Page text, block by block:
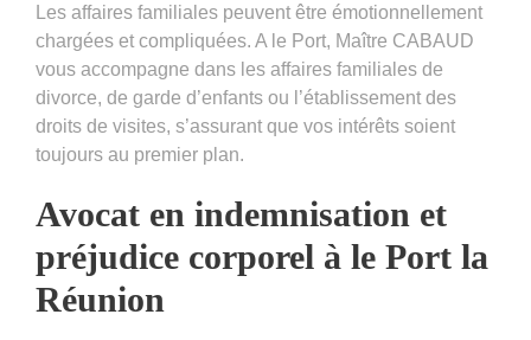
Les affaires familiales peuvent être émotionnellement
chargées et compliquées. A le Port, Maître CABAUD
vous accompagne dans les affaires familiales de
divorce, de garde d’enfants ou l’établissement des
droits de visites, s’assurant que vos intérêts soient
toujours au premier plan.
Avocat en indemnisation et
préjudice corporel à le Port la
Réunion